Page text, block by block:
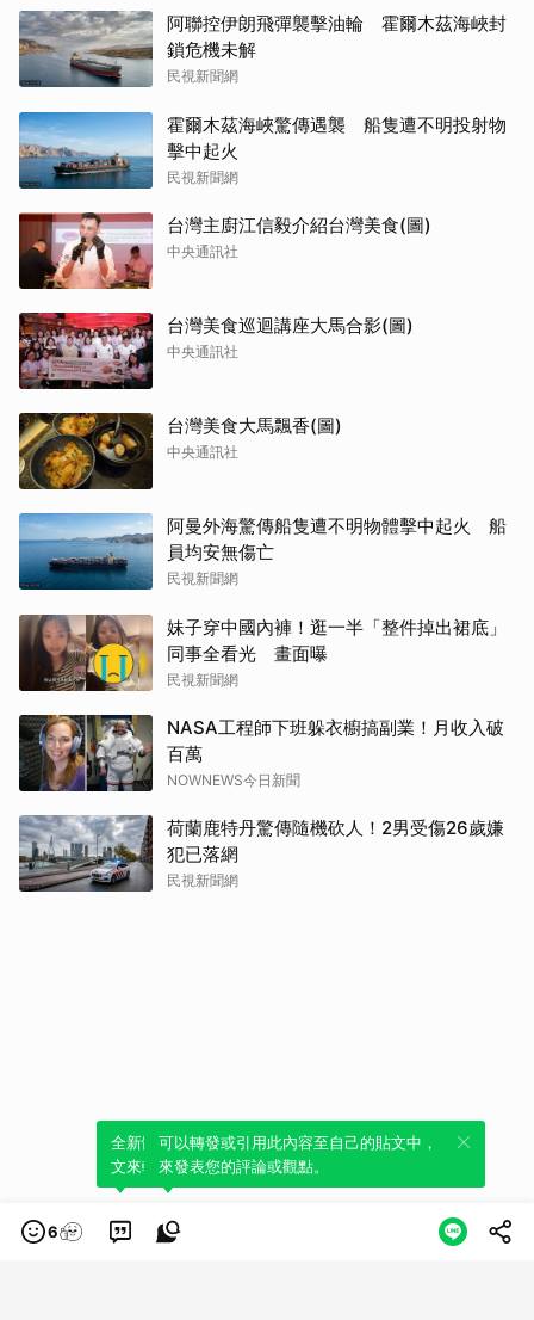
阿聯控伊朗飛彈襲擊油輪 霍爾木茲海峽封
鎖危機未解
民視新聞網
霍爾木茲海峽驚傳遇襲 船隻遭不明投射物
擊中起火
民視新聞網
台灣主廚江信毅介紹台灣美食(圖)
中央通訊社
台灣美食巡迴講座大馬合影(圖)
中央通訊社
台灣美食大馬飄香(圖)
中央通訊社
阿曼外海驚傳船隻遭不明物體擊中起火 船
員均安無傷亡
民視新聞網
妹子穿中國內褲！逛一半「整件掉出裙底」
同事全看光 畫面曝
民視新聞網
NASA工程師下班躲衣櫥搞副業！月收入破
百萬
NOWNEWS今日新聞
荷蘭鹿特丹驚傳隨機砍人！2男受傷26歲嫌
犯已落網
民視新聞網
6
全新體驗！一鍵引用此內容，透過發布貼
文來輕鬆表達個人立場。
可以轉發或引用此內容至自己的貼文中，
來發表您的評論或觀點。